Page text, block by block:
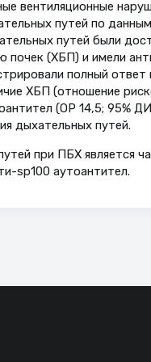
вентиляционные
путей по
путей были
почек (ХБП) и имели
полный ответ
ХБП (отношение
(ОР 14,5; 95%
дыхательных путей.
при ПБХ является
sp100 аутоантител.